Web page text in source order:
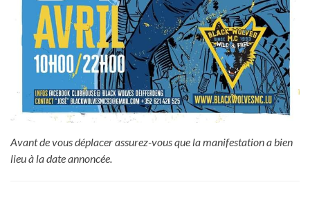
Avant de vous déplacer assurez-vous que la manifestation a bien
lieu à la date annoncée.